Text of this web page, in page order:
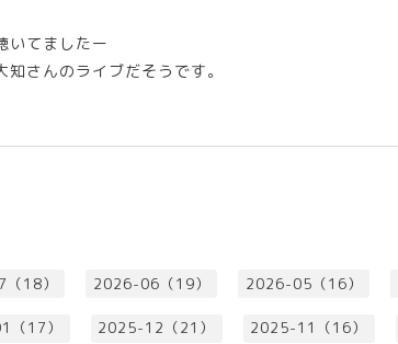
いてましたー
さんのライブだそうです。
18） 2026-06（19） 2026-05（16）
17） 2025-12（21） 2025-11（16）